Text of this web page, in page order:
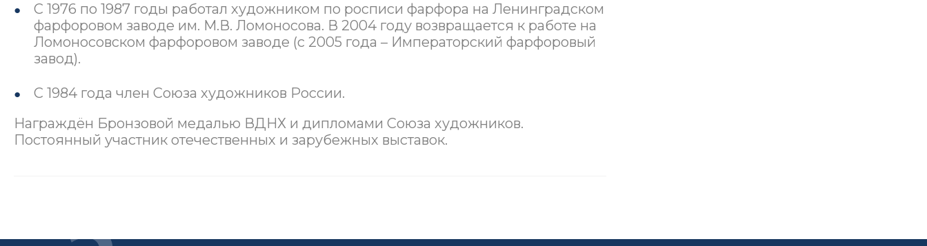
С 1976 по 1987 годы работал художником по росписи фарфора на Ленинградском
фарфоровом заводе им. М.В. Ломоносова. В 2004 году возвращается к работе на
Ломоносовском фарфоровом заводе (с 2005 года – Императорский фарфоровый
завод).
С 1984 года член Союза художников России.
Награждён Бронзовой медалью ВДНХ и дипломами Союза художников.
Постоянный участник отечественных и зарубежных выставок.